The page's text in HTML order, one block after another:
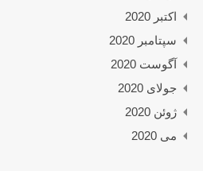
اکتبر 2020
سپتامبر 2020
آگوست 2020
جولای 2020
ژوئن 2020
می 2020